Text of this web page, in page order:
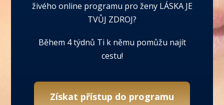
živého online programu pro ženy LÁSKA JE
TVŮJ ZDROJ?
Během 4 týdnů Ti k němu pomůžu najít
cestu!
Získat přístup do programu